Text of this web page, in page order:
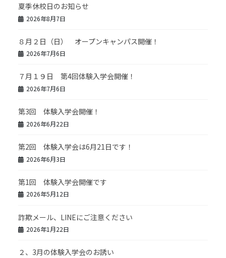
夏季休校日のお知らせ
2026年8月7日
８月２日（日） オープンキャンパス開催！
2026年7月6日
７月１９日 第4回体験入学会開催！
2026年7月6日
第3回 体験入学会開催！
2026年6月22日
第2回 体験入学会は6月21日です！
2026年6月3日
第1回 体験入学会開催です
2026年5月12日
詐欺メール、LINEにご注意ください
2026年1月22日
２、3月の体験入学会のお誘い